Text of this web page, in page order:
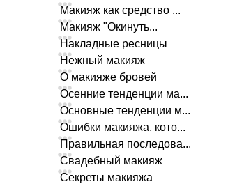
Макияж как средство ...
Макияж "Окинуть...
Накладные ресницы
Нежный макияж
О макияже бровей
Осенние тенденции ма...
Основные тенденции м...
Ошибки макияжа, кото...
Правильная последова...
Свадебный макияж
Секреты макияжа